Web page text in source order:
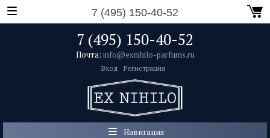
7 (495) 150-40-52
7 (495) 150-40-52
Почта: info@exnihilo-parfums.ru
Вход Регистрация
Навигация